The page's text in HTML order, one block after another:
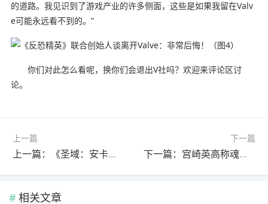
的道路。我见识到了游戏产业的许多侧面，这些是如果我留在Valv
e可能永远看不到的。”
你们对此怎么看呢，换你们会退出V社吗？欢迎来评论区讨
论。
上一篇
上一篇：《圣域：安卡利亚的最后像素》先导预告发布
下一篇
下一篇：宫崎英高称魂类游戏并非创新！只是设计理念满足玩家需求
相关文章